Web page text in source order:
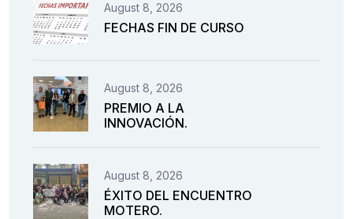
August 8, 2026
FECHAS FIN DE CURSO
August 8, 2026
PREMIO A LA
INNOVACIÓN.
August 8, 2026
ÉXITO DEL ENCUENTRO
MOTERO.